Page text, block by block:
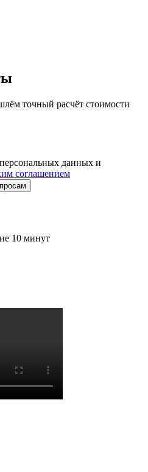
точный расчёт стоимости
данных и
соглашением
10 минут